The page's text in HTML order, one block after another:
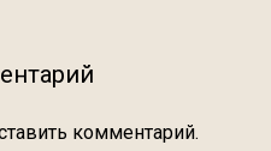
комментарий.